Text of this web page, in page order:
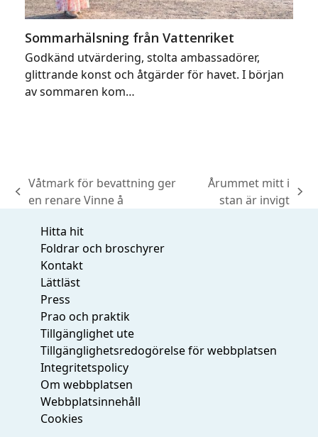
Sommarhälsning från Vattenriket
Godkänd utvärdering, stolta ambassadörer,
glittrande konst och åtgärder för havet. I början
av sommaren kom…
previous
Våtmark för bevattning ger
en renare Vinne å
Årummet mitt i
stan är invigt
Hitta hit
Foldrar och broschyrer
Kontakt
Lättläst
Press
Prao och praktik
Tillgänglighet ute
Tillgänglighetsredogörelse för webbplatsen
Integritetspolicy
Om webbplatsen
Webbplatsinnehåll
Cookies